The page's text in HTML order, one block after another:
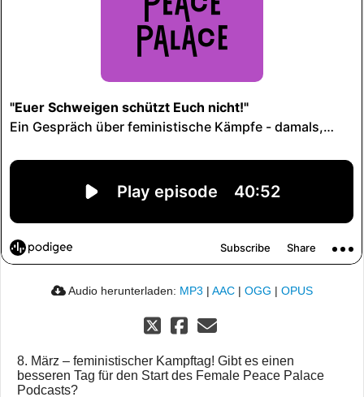
Audio herunterladen: MP3 | AAC | OGG | OPUS
8. März – feministischer Kampftag! Gibt es einen
besseren Tag für den Start des Female Peace Palace
Podcasts?